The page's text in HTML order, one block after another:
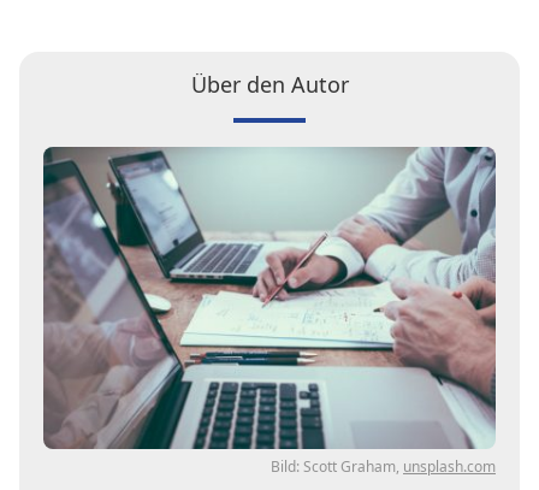
Über den Autor
Bild: Scott Graham, unsplash.com